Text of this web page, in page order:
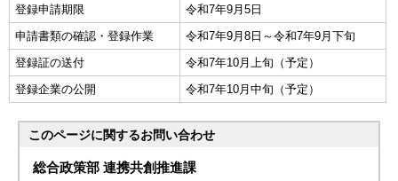
登録申請期限
令和7年9月5日
申請書類の確認・登録作業
令和7年9月8日～令和7年9月下旬
登録証の送付
令和7年10月上旬（予定）
登録企業の公開
令和7年10月中旬（予定）
このページに関するお問い合わせ
総合政策部 連携共創推進課